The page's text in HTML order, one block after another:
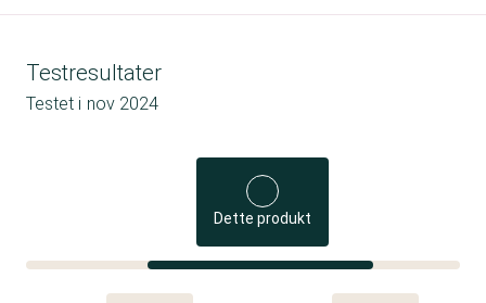
Testresultater
Testet i nov 2024
Dette produkt